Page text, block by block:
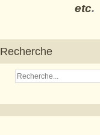
etc.
Recherche